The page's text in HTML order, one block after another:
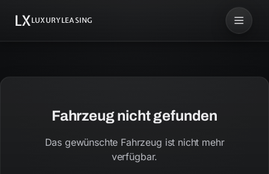
LXLUXURYLEASING
Fahrzeug nicht gefunden
Das gewünschte Fahrzeug ist nicht mehr
verfügbar.